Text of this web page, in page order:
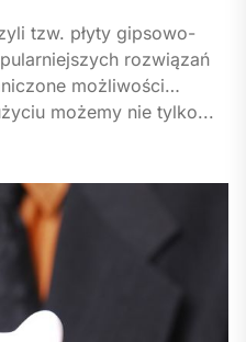
tzw. płyty gipsowo-
rozwiązań
możliwości
możemy nie tylko...